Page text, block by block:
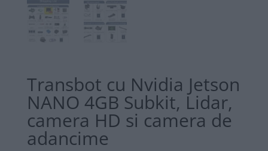
Transbot cu Nvidia Jetson
NANO 4GB Subkit, Lidar,
camera HD si camera de
adancime